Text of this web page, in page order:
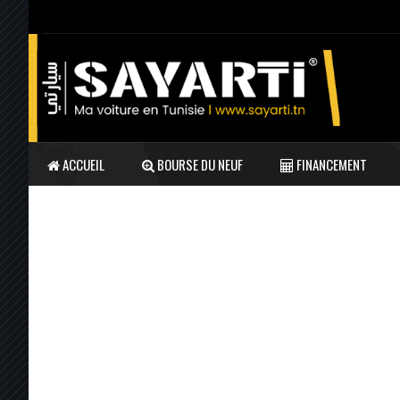
ACCUEIL BOURSE DU NEUF FINANCEMENT